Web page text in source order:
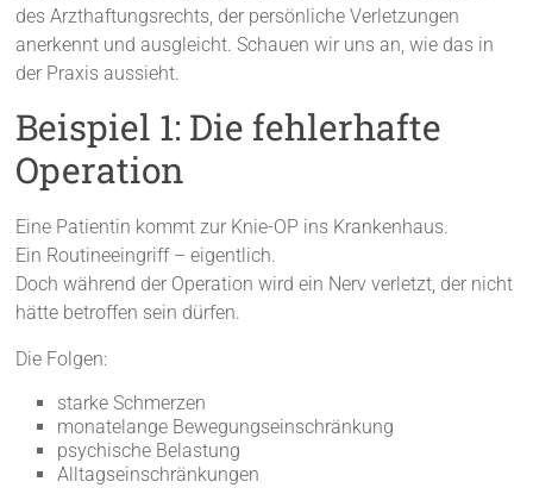
des Arzthaftungsrechts, der persönliche Verletzungen
anerkennt und ausgleicht. Schauen wir uns an, wie das in
der Praxis aussieht.
Beispiel 1: Die fehlerhafte
Operation
Eine Patientin kommt zur Knie-OP ins Krankenhaus.
Ein Routineeingriff – eigentlich.
Doch während der Operation wird ein Nerv verletzt, der nicht
hätte betroffen sein dürfen.
Die Folgen:
starke Schmerzen
monatelange Bewegungseinschränkung
psychische Belastung
Alltagseinschränkungen